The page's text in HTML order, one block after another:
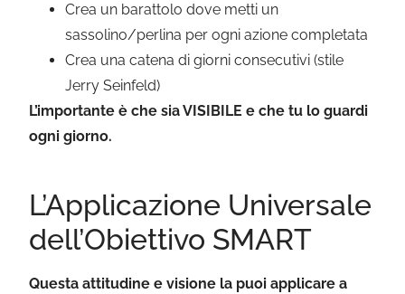
Crea un barattolo dove metti un
sassolino/perlina per ogni azione completata
Crea una catena di giorni consecutivi (stile
Jerry Seinfeld)
L’importante è che sia VISIBILE e che tu lo guardi
ogni giorno.
L’Applicazione Universale
dell’Obiettivo SMART
Questa attitudine e visione la puoi applicare a